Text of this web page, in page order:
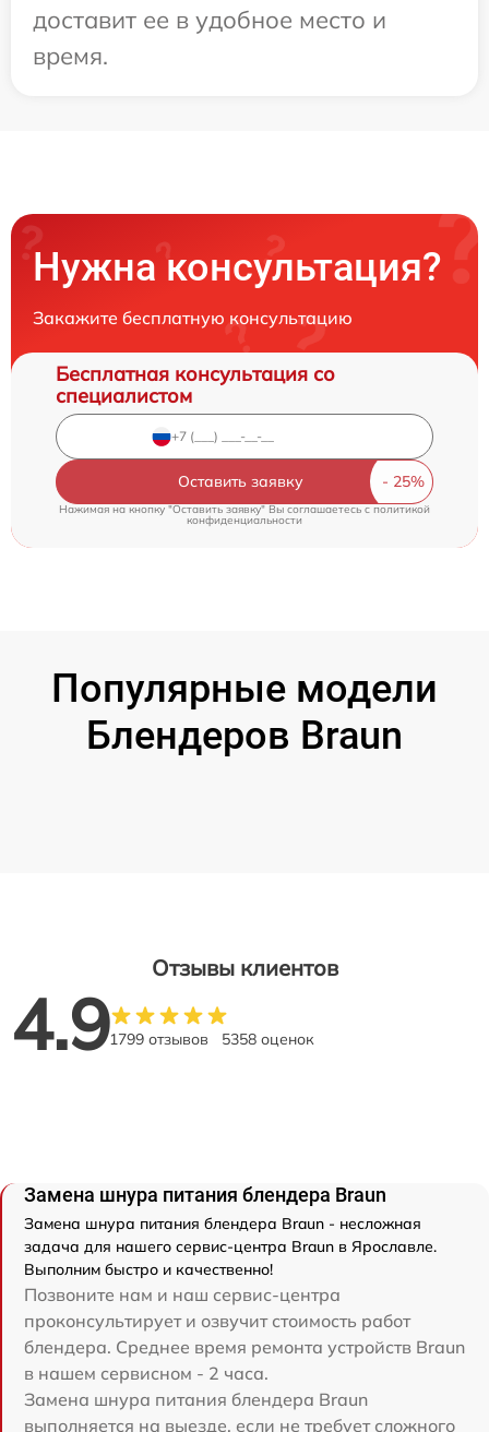
доставит ее в удобное место и
время.
Нужна консультация?
Закажите бесплатную консультацию
Бесплатная консультация со
специалистом
Оставить заявку
Нажимая на кнопку "Оставить заявку" Вы соглашаетесь cполитикой
конфиденциальности
Популярные модели
Блендеров Braun
Отзывы клиентов
4.91799 отзывов 5358 оценок
Замена шнура питания блендера Braun
Замена шнура питания блендера Braun - несложная
задача для нашего сервис-центра Braun в Ярославле.
Выполним быстро и качественно!
Позвоните нам и наш сервис-центра
проконсультирует и озвучит стоимость работ
блендера. Среднее время ремонта устройств Braun
в нашем сервисном - 2 часа.
Замена шнура питания блендера Braun
выполняется на выезде, если не требует сложного